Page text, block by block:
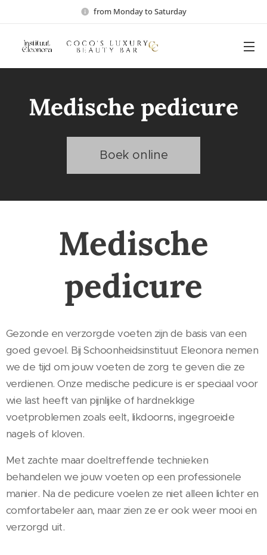
from Monday to Saturday
Medische pedicure
Boek online
Medische
pedicure
Gezonde en verzorgde voeten zijn de basis van een
goed gevoel. Bij Schoonheidsinstituut Eleonora nemen
we de tijd om jouw voeten de zorg te geven die ze
verdienen. Onze medische pedicure is er speciaal voor
wie last heeft van pijnlijke of hardnekkige
voetproblemen zoals eelt, likdoorns, ingegroeide
nagels of kloven.
Met zachte maar doeltreffende technieken
behandelen we jouw voeten op een professionele
manier. Na de pedicure voelen ze niet alleen lichter en
comfortabeler aan, maar zien ze er ook weer mooi en
verzorgd uit.